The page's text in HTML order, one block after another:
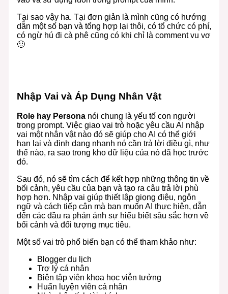
Tại sao vậy ha. Tại đơn giản là mình cũng có hướng
dẫn một số bạn và tổng hợp lại thôi, có tổ chức có phí,
có ngừ hú đi cà phê cũng có khi chỉ là comment vu vơ
🙂
Nhập Vai và Áp Dụng Nhân Vật
Role hay Personanói chung là yếu tố con người
trong prompt. Việc giao vai trò hoặc yêu cầu AI nhập
vai một nhân vật nào đó sẽ giúp cho AI có thể giới
hạn lại và định dạng nhanh nó cần trả lời điều gì, như
thế nào, ra sao trong kho dữ liệu của nó đã học trước
đó.
Sau đó, nó sẽ tìm cách để kết hợp những thông tin về
bối cảnh, yêu cầu của bạn và tạo ra câu trả lời phù
hợp hơn. Nhập vai giúp thiết lập giọng điệu, ngôn
ngữ và cách tiếp cận mà bạn muốn AI thực hiện, dẫn
đến các đầu ra phản ánh sự hiểu biết sâu sắc hơn về
bối cảnh và đối tượng mục tiêu.
Một số vai trò phổ biến bạn có thể tham khảo như:
Blogger du lịch
Trợ lý cá nhân
Biên tập viên khoa học viễn tưởng
Huấn luyện viên cá nhân